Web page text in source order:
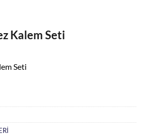
Kalem Seti
Seti